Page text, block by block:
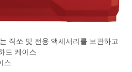
직쏘 및 전용 액세서리를 보관하고
드 케이스
스